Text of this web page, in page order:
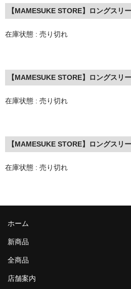
全商品
【MAMESUKE STORE】ロングスリ
在庫状態 : 売り切れ
【MAMESUKE STORE】ロングスリ
在庫状態 : 売り切れ
【MAMESUKE STORE】ロングスリ
在庫状態 : 売り切れ
ホーム
新商品
全商品
店舗案内